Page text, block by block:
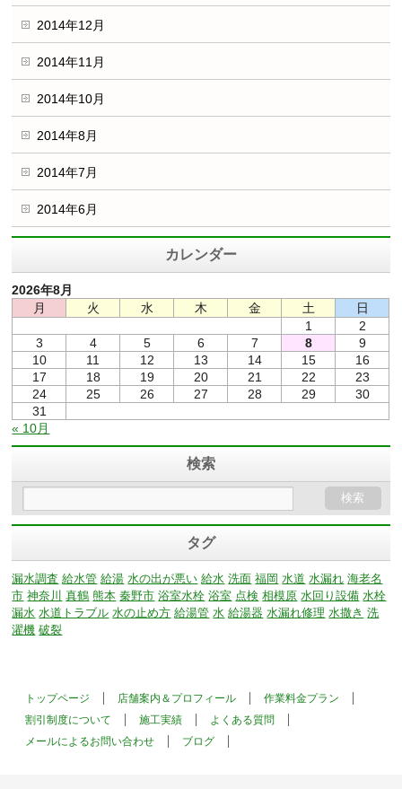
2014年12月
2014年11月
2014年10月
2014年8月
2014年7月
2014年6月
カレンダー
2026年8月
月
火 水 木 金 土
日
1
2
3
4 5 6 7 8
9
10
11 12 13 14 15
16
17
18 19 20 21 22
23
24
25 26 27 28 29
30
31
« 10月
検索
タグ
漏水調査 給水管 給湯 水の出が悪い 給水 洗面 福岡 水道 水漏れ 海老名
市 神奈川 真鶴 熊本 秦野市 浴室水栓 浴室 点検 相模原 水回り設備 水栓
漏水 水道トラブル 水の止め方 給湯管 水 給湯器 水漏れ修理 水撒き 洗
濯機 破裂
トップページ 店舗案内＆プロフィール
作業料金プラン
割引制度について
施工実績
よくある質問
メールによるお問い合わせ
ブログ